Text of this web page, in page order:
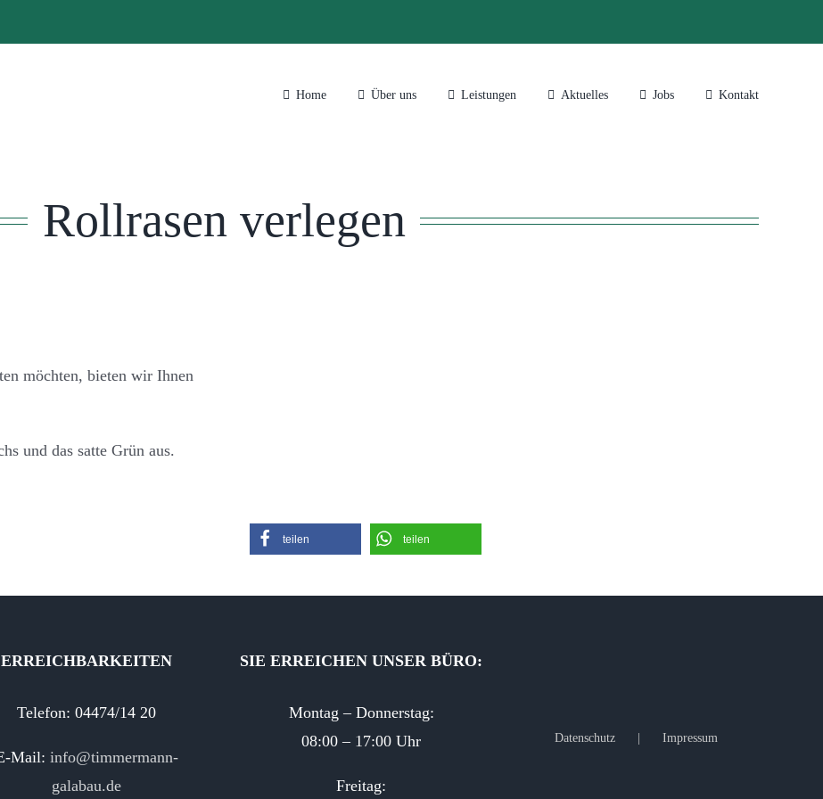
Home Über uns Leistungen Aktuelles Jobs Kontakt
Rollrasen verlegen
möchten, bieten wir Ihnen
und das satte Grün aus.
teilen teilen
ERREICHBARKEITEN
Telefon: 04474/14 20
Mail: info@timmermann-
galabau.de
SIE ERREICHEN UNSER BÜRO:
Montag – Donnerstag:
08:00 – 17:00 Uhr
Freitag:
Datenschutz Impressum